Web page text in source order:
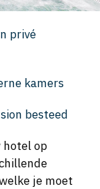
privé
kamers
besteed
hotel op
je moet